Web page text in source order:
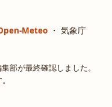
Meteo ・ 気象庁
部が最終確認しました。